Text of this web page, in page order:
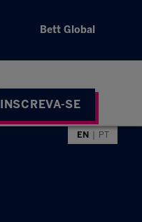
Bett Global
INSCREVA-SE
EN PT